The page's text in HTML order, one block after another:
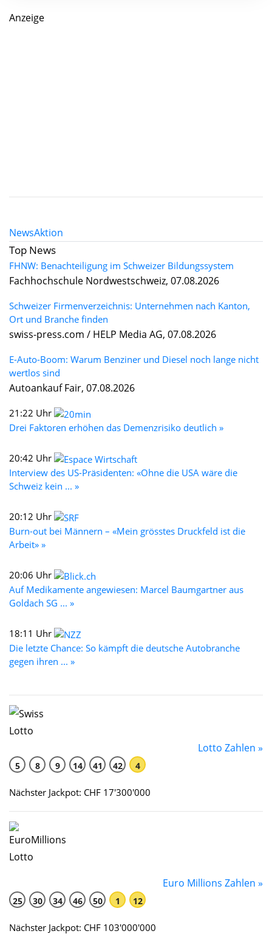
Anzeige
NewsAktion
Top News
FHNW: Benachteiligung im Schweizer Bildungssystem
Fachhochschule Nordwestschweiz, 07.08.2026
Schweizer Firmenverzeichnis: Unternehmen nach Kanton,
Ort und Branche finden
swiss-press.com / HELP Media AG, 07.08.2026
E-Auto-Boom: Warum Benziner und Diesel noch lange nicht
wertlos sind
Autoankauf Fair, 07.08.2026
21:22 Uhr
Drei Faktoren erhöhen das Demenzrisiko deutlich »
20:42 Uhr
Interview des US-Präsidenten: «Ohne die USA wäre die
Schweiz kein ... »
20:12 Uhr
Burn-out bei Männern – «Mein grösstes Druckfeld ist die
Arbeit» »
20:06 Uhr
Auf Medikamente angewiesen: Marcel Baumgartner aus
Goldach SG ... »
18:11 Uhr
Die letzte Chance: So kämpft die deutsche Autobranche
gegen ihren ... »
Lotto Zahlen »
5 8 9 14 41 42 4
Nächster Jackpot: CHF 17'300'000
Euro Millions Zahlen »
25 30 34 46 50 1 12
Nächster Jackpot: CHF 103'000'000